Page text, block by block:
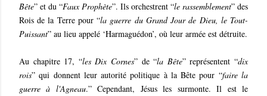
Bête” et du “Faux Prophète”. Ils orchestrent “le rassemblement” des
Rois de la Terre pour “la guerre du Grand Jour de Dieu, le Tout-
Puissant” au lieu appelé ‘Harmaguédon’, où leur armée est détruite.
Au chapitre 17, “les Dix Cornes” de “la Bête” représentent “dix
rois” qui donnent leur autorité politique à la Bête pour “faire la
guerre à l'Agneau.” Cependant, Jésus les surmonte. Il est le